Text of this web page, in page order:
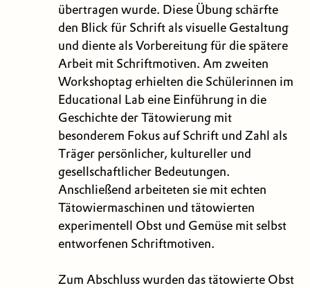
übertragen wurde. Diese Übung schärfte
den Blick für Schrift als visuelle Gestaltung
und diente als Vorbereitung für die spätere
Arbeit mit Schriftmotiven. Am zweiten
Workshoptag erhielten die Schülerinnen im
Educational Lab eine Einführung in die
Geschichte der Tätowierung mit
besonderem Fokus auf Schrift und Zahl als
Träger persönlicher, kultureller und
gesellschaftlicher Bedeutungen.
Anschließend arbeiteten sie mit echten
Tätowiermaschinen und tätowierten
experimentell Obst und Gemüse mit selbst
entworfenen Schriftmotiven.
Zum Abschluss wurden das tätowierte Obst